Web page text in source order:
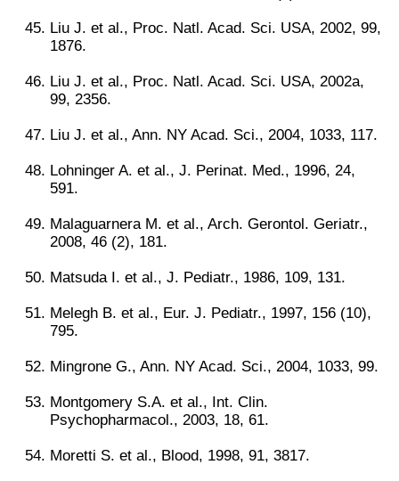
Liu J. et al., Proc. Natl. Acad. Sci. USA, 2002, 99,
1876.
Liu J. et al., Proc. Natl. Acad. Sci. USA, 2002a,
99, 2356.
Liu J. et al., Ann. NY Acad. Sci., 2004, 1033, 117.
Lohninger A. et al., J. Perinat. Med., 1996, 24,
591.
Malaguarnera M. et al., Arch. Gerontol. Geriatr.,
2008, 46 (2), 181.
Matsuda I. et al., J. Pediatr., 1986, 109, 131.
Melegh B. et al., Eur. J. Pediatr., 1997, 156 (10),
795.
Mingrone G., Ann. NY Acad. Sci., 2004, 1033, 99.
Montgomery S.A. et al., Int. Clin.
Psychopharmacol., 2003, 18, 61.
Moretti S. et al., Blood, 1998, 91, 3817.